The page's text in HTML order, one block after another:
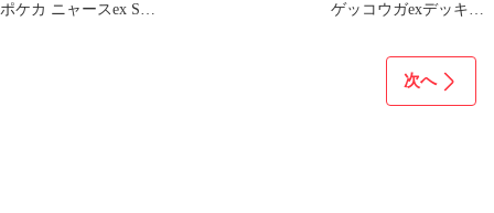
ポケカ ニャースex SAR
ゲッコウガexデッキ
次へ